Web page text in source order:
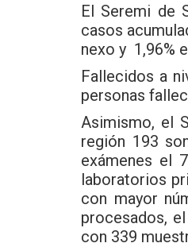
El Seremi de
casos
nexo y 1,96%
Fallecidos a
personas
Asimismo, el
región 193
exámenes el
laboratorios
con mayor
procesados,
con 339